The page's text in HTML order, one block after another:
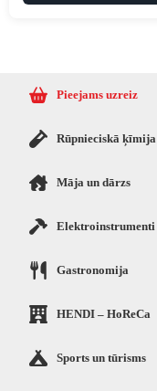
Pieejams uzreiz
Rūpnieciskā ķīmija
Māja un dārzs
Elektroinstrumenti
Gastronomija
HENDI – HoReCa
Sports un tūrisms